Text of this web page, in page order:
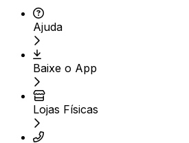
Ajuda
Baixe o App
Lojas Físicas